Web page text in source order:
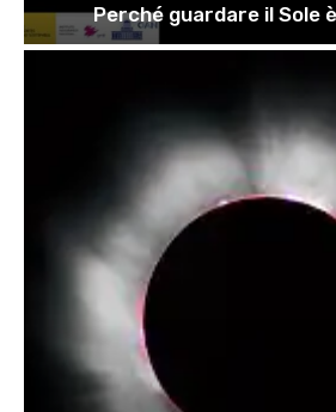
Perché guardare il Sole